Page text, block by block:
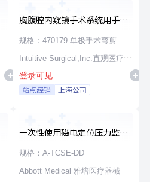
胸腹腔内窥镜手术系统用手术
器械
规格：470179 单极手术弯剪
Intuitive Surgical,Inc.直观医疗公
司
登录可见
站点经销 上海公司
一次性使用磁电定位压力监测
消融导管
规格：A-TCSE-DD
Abbott Medical 雅培医疗器械